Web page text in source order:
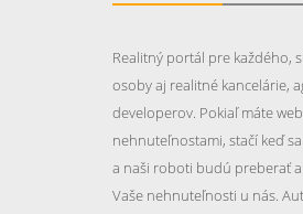
Realitný portál pre každého,
osoby aj realitné kancelárie,
developerov. Pokiaľ máte
nehnuteľnostami, stačí keď
a naši roboti budú preberať
Vaše nehnuteľnosti u nás.